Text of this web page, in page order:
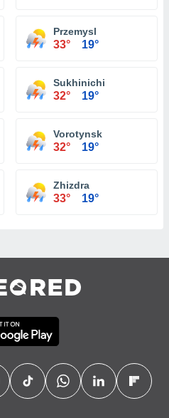
Przemysl
33° 19°
Sukhinichi
32° 19°
Vorotynsk
32° 19°
Zhizdra
33° 19°